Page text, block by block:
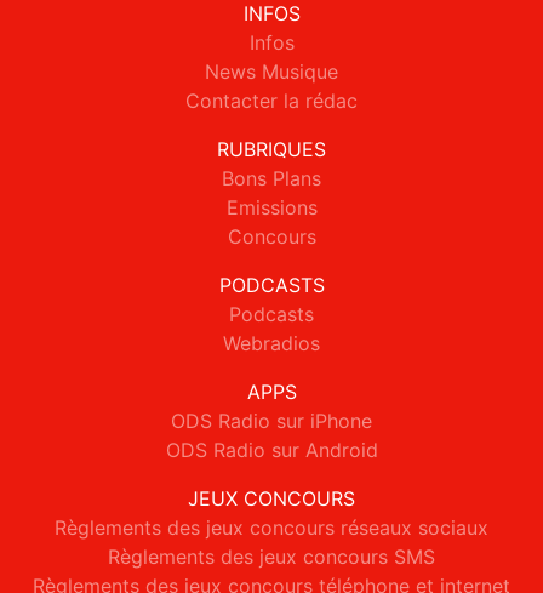
INFOS
Infos
News Musique
Contacter la rédac
RUBRIQUES
Bons Plans
Emissions
Concours
PODCASTS
Podcasts
Webradios
APPS
ODS Radio sur iPhone
ODS Radio sur Android
JEUX CONCOURS
Règlements des jeux concours réseaux sociaux
Règlements des jeux concours SMS
Règlements des jeux concours téléphone et internet